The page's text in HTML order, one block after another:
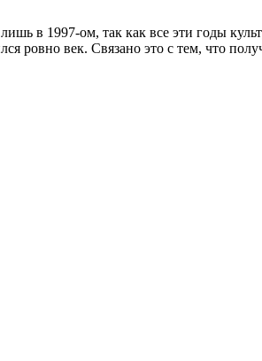
в 1997-ом, так как все эти годы
ровно век. Связано это с тем, что